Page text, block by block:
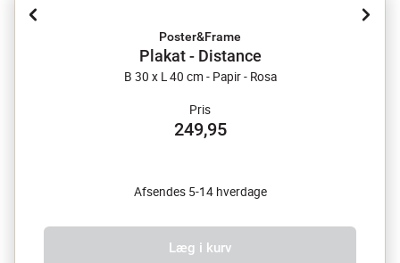
Poster&Frame
Plakat - Distance
B 30 x L 40 cm - Papir - Rosa
Pris
249,95
Afsendes 5-14 hverdage
Læg i kurv